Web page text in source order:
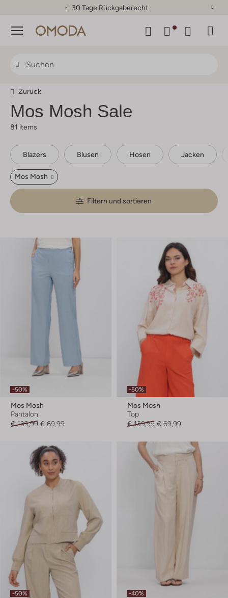
30 Tage Rückgaberecht
Menü
Zurück
Mos Mosh Sale
81 items
Blazers Blusen Hosen Jacken
Mos Mosh
Filtern und sortieren
-50%
Mos Mosh
Pantalon
€ 139,99 € 69,99
-50%
Mos Mosh
Top
€ 139,99 € 69,99
-50% -40%